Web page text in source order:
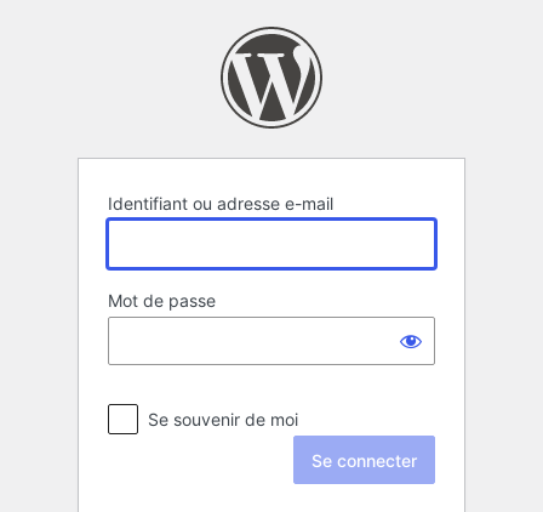
Identifiant ou adresse e-mail
Mot de passe
Se souvenir de moi